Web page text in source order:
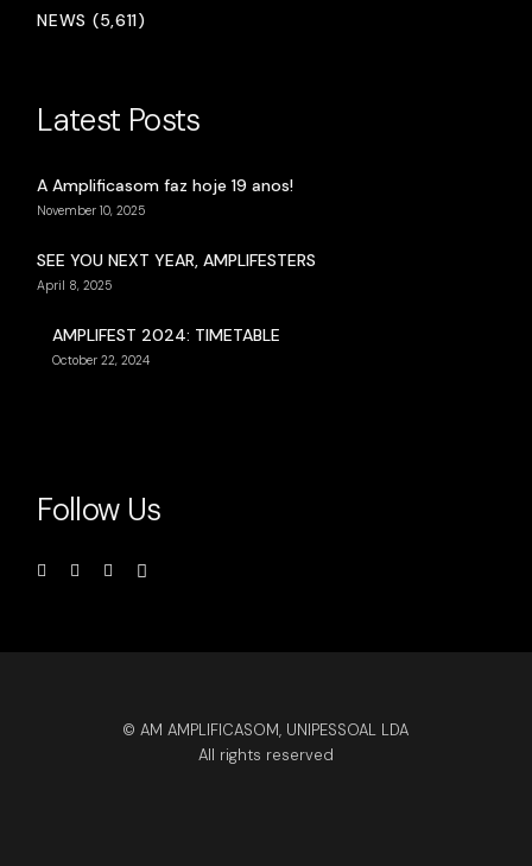
NEWS (5,611)
Latest Posts
A Amplificasom faz hoje 19 anos!
November 10, 2025
SEE YOU NEXT YEAR, AMPLIFESTERS
April 8, 2025
AMPLIFEST 2024: TIMETABLE
October 22, 2024
Follow Us
© AM AMPLIFICASOM, UNIPESSOAL LDA
All rights reserved